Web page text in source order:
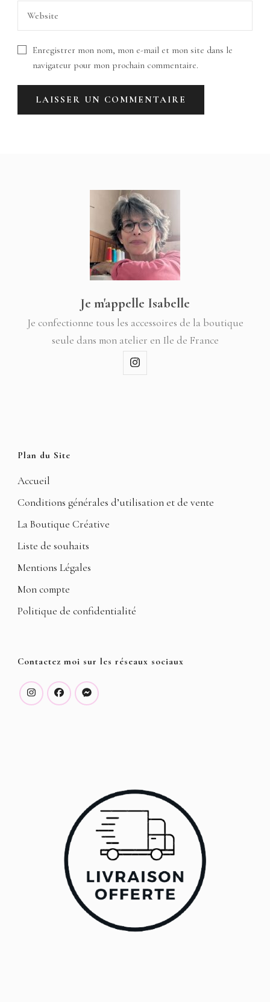
Enregistrer mon nom, mon e-mail et mon site dans le
navigateur pour mon prochain commentaire.
Je m'appelle Isabelle
Je confectionne tous les accessoires de la boutique
seule dans mon atelier en Ile de France
Plan du Site
Accueil
Conditions générales d’utilisation et de vente
La Boutique Créative
Liste de souhaits
Mentions Légales
Mon compte
Politique de confidentialité
Contactez moi sur les réseaux sociaux